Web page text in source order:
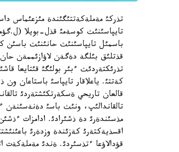
تذركئ مةملةكةتتئگئندة مئزعئماس
باسمئل تايپاسئنئث حانئنئث باسئن
قذتلئق بئلگة دةگةن لاؤازئممةن
تذرئكتةردئث ءبئر بولئگئ قئتايعا
كةتتئ. ياعلاقار تايپاسئ باستاعان
قالعان تاريحي ةسكةرتكئشتةردئ
تالقاندالئپ، ونئث باسئ دةنةسئنةن
مذسئندةرئ دة ذشئرادئ. ادامزات ءذشئن
اقسذيةكتةرئ كةزئندة وزدةرئ
قؤدالاؤعا ءتذسئردئ. ةندئ